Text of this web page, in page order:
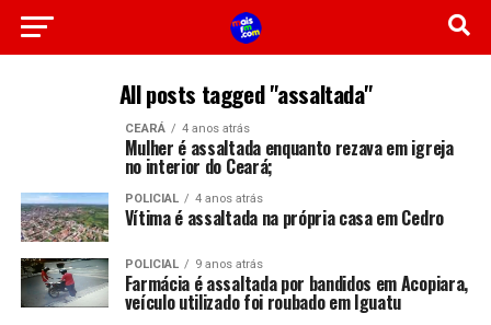
All posts tagged "assaltada"
CEARÁ 4 anos atrás
Mulher é assaltada enquanto rezava em igreja
no interior do Ceará;
POLICIAL 4 anos atrás
Vítima é assaltada na própria casa em Cedro
POLICIAL 9 anos atrás
Farmácia é assaltada por bandidos em Acopiara,
veículo utilizado foi roubado em Iguatu